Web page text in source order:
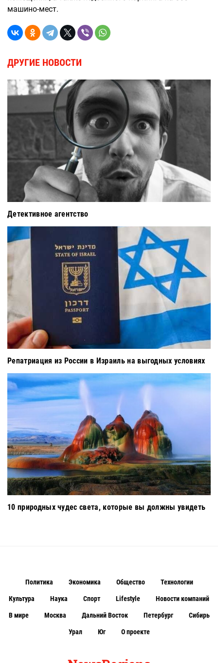
машино-мест.
ДРУГИЕ НОВОСТИ
Детективное агентство
Репатриация из России в Израиль на выгодных условиях
10 природных чудес света, которые вы должны увидеть
Политика Экономика Общество Технологии
Культура Наука Спорт Lifestyle Новости компаний
В мире Москва Дальний Восток Петербург Сибирь
Урал Юг О проекте